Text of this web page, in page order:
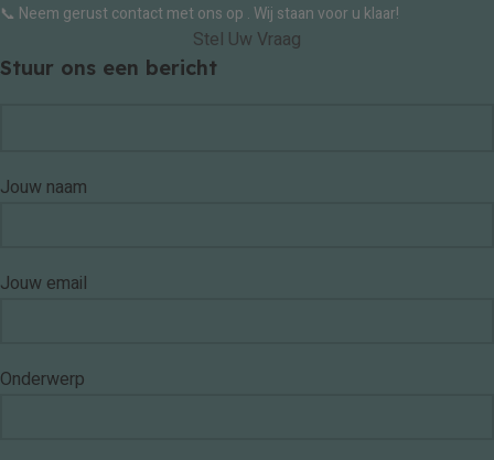
📞 Neem gerust contact met ons op . Wij staan voor u klaar!
Stel Uw Vraag
Stuur ons een bericht
Jouw naam
Jouw email
Onderwerp